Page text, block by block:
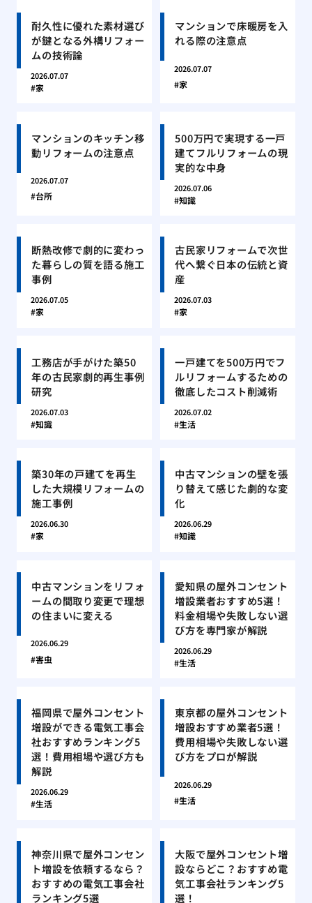
耐久性に優れた素材選び
が鍵となる外構リフォー
ムの技術論
2026.07.07
家
マンションで床暖房を入
れる際の注意点
2026.07.07
家
マンションのキッチン移
動リフォームの注意点
2026.07.07
台所
500万円で実現する一戸
建てフルリフォームの現
実的な中身
2026.07.06
知識
断熱改修で劇的に変わっ
た暮らしの質を語る施工
事例
2026.07.05
家
古民家リフォームで次世
代へ繋ぐ日本の伝統と資
産
2026.07.03
家
工務店が手がけた築50
年の古民家劇的再生事例
研究
2026.07.03
知識
一戸建てを500万円でフ
ルリフォームするための
徹底したコスト削減術
2026.07.02
生活
築30年の戸建てを再生
した大規模リフォームの
施工事例
2026.06.30
家
中古マンションの壁を張
り替えて感じた劇的な変
化
2026.06.29
知識
中古マンションをリフォ
ームの間取り変更で理想
の住まいに変える
2026.06.29
害虫
愛知県の屋外コンセント
増設業者おすすめ5選！
料金相場や失敗しない選
び方を専門家が解説
2026.06.29
生活
福岡県で屋外コンセント
増設ができる電気工事会
社おすすめランキング5
選！費用相場や選び方も
解説
2026.06.29
生活
東京都の屋外コンセント
増設おすすめ業者5選！
費用相場や失敗しない選
び方をプロが解説
2026.06.29
生活
神奈川県で屋外コンセン
ト増設を依頼するなら？
おすすめの電気工事会社
ランキング5選
大阪で屋外コンセント増
設ならどこ？おすすめ電
気工事会社ランキング5
選！